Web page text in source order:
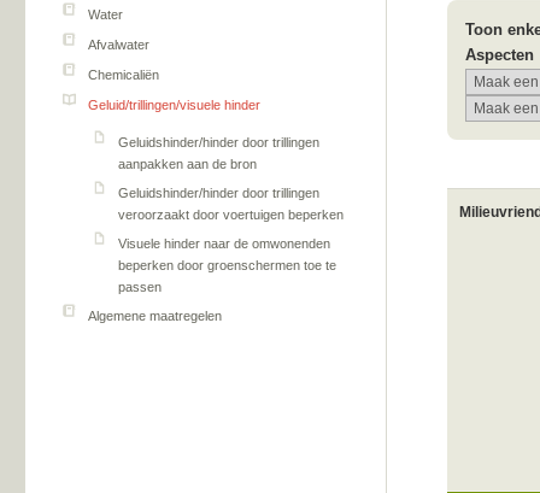
Water
Afvalwater
Chemicaliën
Geluid/trillingen/visuele hinder
Geluidshinder/hinder door trillingen
aanpakken aan de bron
Geluidshinder/hinder door trillingen
veroorzaakt door voertuigen beperken
Visuele hinder naar de omwonenden
beperken door groenschermen toe te
passen
Algemene maatregelen
Toon
Aspecten